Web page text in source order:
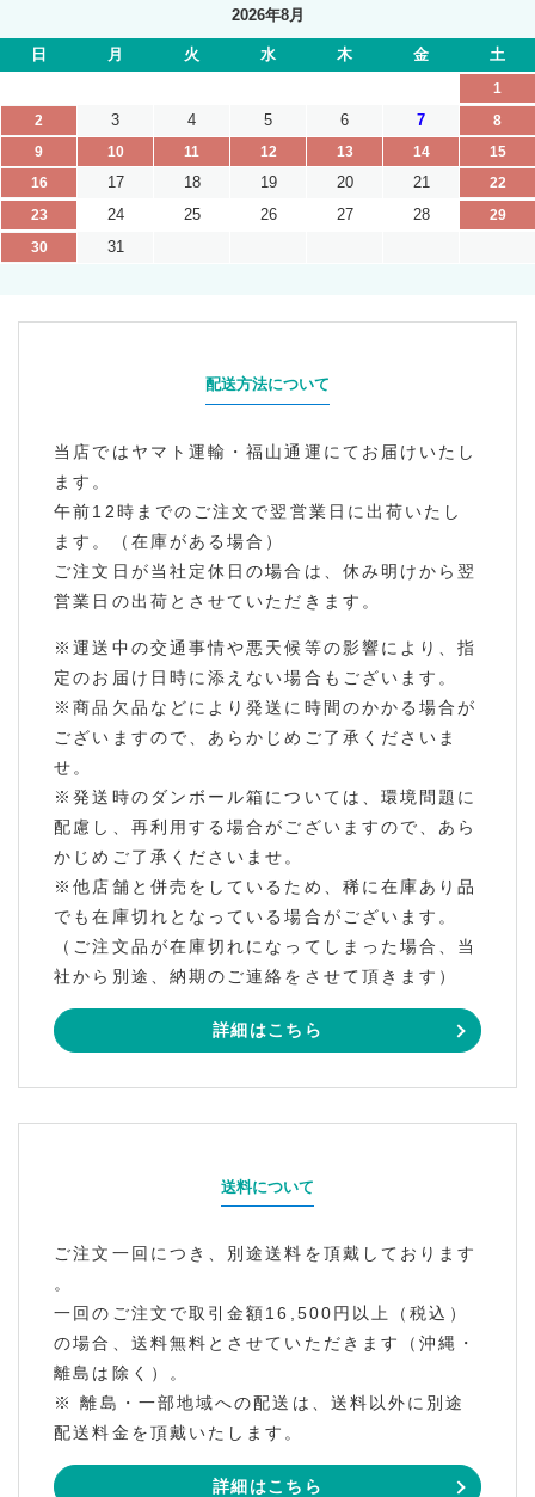
2026年8月
日 月 火 水 木 金 土
1
2
3 4 5 6 7
8
9
10 11 12 13 14
15
16
17 18 19 20 21
22
23
24 25 26 27 28
29
30
31
配送方法について
当店ではヤマト運輸・福山通運にてお届けいたし
ます。
午前12時までのご注文で翌営業日に出荷いたし
ます。（在庫がある場合）
ご注文日が当社定休日の場合は、休み明けから翌
営業日の出荷とさせていただきます。
※運送中の交通事情や悪天候等の影響により、指
定のお届け日時に添えない場合もございます。
※商品欠品などにより発送に時間のかかる場合が
ございますので、あらかじめご了承くださいま
せ。
※発送時のダンボール箱については、環境問題に
配慮し、再利用する場合がございますので、あら
かじめご了承くださいませ。
※他店舗と併売をしているため、稀に在庫あり品
でも在庫切れとなっている場合がございます。
（ご注文品が在庫切れになってしまった場合、当
社から別途、納期のご連絡をさせて頂きます）
詳細はこちら
送料について
ご注文一回につき、別途送料を頂戴しております
。
一回のご注文で取引金額16,500円以上（税込）
の場合、送料無料とさせていただきます（沖縄・
離島は除く）。
※ 離島・一部地域への配送は、送料以外に別途
配送料金を頂戴いたします。
詳細はこちら